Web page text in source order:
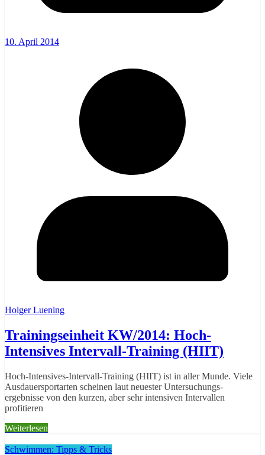
10. April 2014
Holger Luening
Trainingseinheit KW/2014: Hoch-
Intensives Intervall-Training (HIIT)
Hoch-Intensives-Intervall-Training (HIIT) ist in aller Munde. Viele
Ausdauersportarten scheinen laut neuester Untersuchungs-
ergebnisse von den kurzen, aber sehr intensiven Intervallen
profitieren
Weiterlesen
Schwimmen: Tipps & Tricks